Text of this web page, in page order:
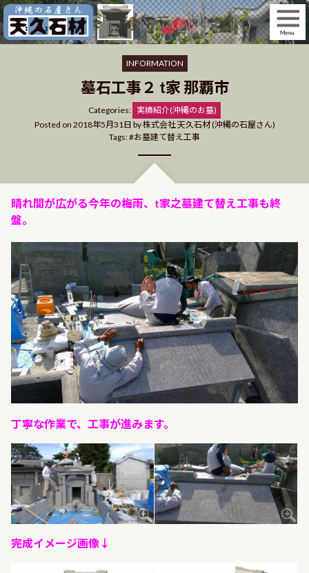
Skip
to
content
INFORMATION
墓石工事２ t家 那覇市
Categories: Categories
実績紹介(沖縄のお墓)
Posted on 2018年5月31日 by株式会社 天久石材 (沖縄の石屋さん)
Tags:
お墓建て替え工事
晴れ間が広がる今年の梅雨、t家之墓建て替え工事も終
盤。
丁寧な作業で、工事が進みます。
完成イメージ画像↓